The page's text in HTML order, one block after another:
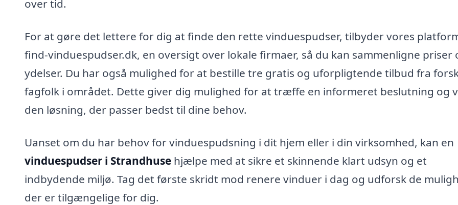
over tid.
For at gøre det lettere for dig at finde den rette vinduespudser, tilbyder vores
find-vinduespudser.dk, en oversigt over lokale firmaer, så du kan sammenligne priser
ydelser. Du har også mulighed for at bestille tre gratis og uforpligtende tilbud fra
fagfolk i området. Dette giver dig mulighed for at træffe en informeret beslutning og
den løsning, der passer bedst til dine behov.
Uanset om du har behov for vinduespudsning i dit hjem eller i din virksomhed, kan en
vinduespudser i Strandhuse hjælpe med at sikre et skinnende klart udsyn og et
indbydende miljø. Tag det første skridt mod renere vinduer i dag og udforsk de
der er tilgængelige for dig.